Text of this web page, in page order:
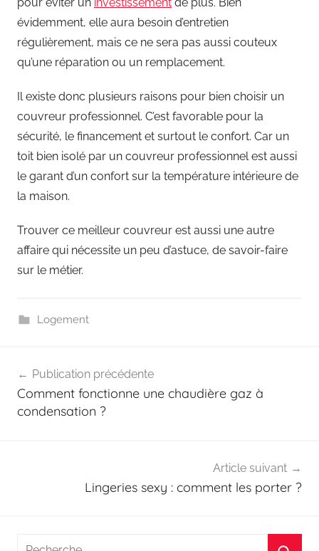
évidemment, elle aura besoin d’entretien
régulièrement, mais ce ne sera pas aussi couteux
qu’une réparation ou un remplacement.
Il existe donc plusieurs raisons pour bien choisir un
couvreur professionnel. C’est favorable pour la
sécurité, le financement et surtout le confort. Car un
toit bien isolé par un couvreur professionnel est aussi
le garant d’un confort sur la température intérieure de
la maison.
Trouver ce meilleur couvreur est aussi une autre
affaire qui nécessite un peu d’astuce, de savoir-faire
sur le métier.
Logement
de
l’article
Publication précédente
Comment fonctionne une chaudière gaz à
condensation ?
Article suivant
Lingeries sexy : comment les porter ?
Recherche